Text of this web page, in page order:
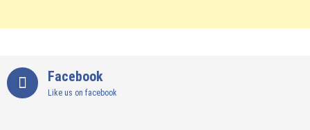
Facebook
Like us on facebook